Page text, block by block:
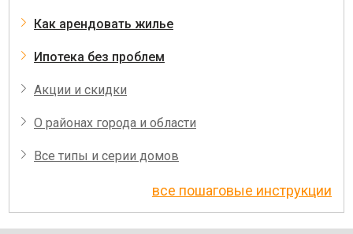
Как арендовать жилье
Ипотека без проблем
Акции и скидки
О районах города и области
Все типы и серии домов
все пошаговые инструкции